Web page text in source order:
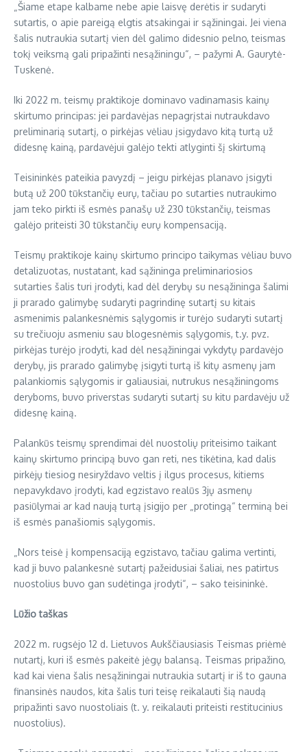
„Šiame etape kalbame nebe apie laisvę derėtis ir sudaryti
sutartis, o apie pareigą elgtis atsakingai ir sąžiningai. Jei viena
šalis nutraukia sutartį vien dėl galimo didesnio pelno, teismas
tokį veiksmą gali pripažinti nesąžiningu“, – pažymi A. Gaurytė-
Tuskenė.
Iki 2022 m. teismų praktikoje dominavo vadinamasis kainų
skirtumo principas: jei pardavėjas nepagrįstai nutraukdavo
preliminarią sutartį, o pirkėjas vėliau įsigydavo kitą turtą už
didesnę kainą, pardavėjui galėjo tekti atlyginti šį skirtumą
Teisininkės pateikia pavyzdį – jeigu pirkėjas planavo įsigyti
butą už 200 tūkstančių eurų, tačiau po sutarties nutraukimo
jam teko pirkti iš esmės panašų už 230 tūkstančių, teismas
galėjo priteisti 30 tūkstančių eurų kompensaciją.
Teismų praktikoje kainų skirtumo principo taikymas vėliau buvo
detalizuotas, nustatant, kad sąžininga preliminariosios
sutarties šalis turi įrodyti, kad dėl derybų su nesąžininga šalimi
ji prarado galimybę sudaryti pagrindinę sutartį su kitais
asmenimis palankesnėmis sąlygomis ir turėjo sudaryti sutartį
su trečiuoju asmeniu sau blogesnėmis sąlygomis, t.y. pvz.
pirkėjas turėjo įrodyti, kad dėl nesąžiningai vykdytų pardavėjo
derybų, jis prarado galimybę įsigyti turtą iš kitų asmenų jam
palankiomis sąlygomis ir galiausiai, nutrukus nesąžiningoms
deryboms, buvo priverstas sudaryti sutartį su kitu pardavėju už
didesnę kainą.
Palankūs teismų sprendimai dėl nuostolių priteisimo taikant
kainų skirtumo principą buvo gan reti, nes tikėtina, kad dalis
pirkėjų tiesiog nesiryždavo veltis į ilgus procesus, kitiems
nepavykdavo įrodyti, kad egzistavo realūs 3jų asmenų
pasiūlymai ar kad naują turtą įsigijo per „protingą“ terminą bei
iš esmės panašiomis sąlygomis.
„Nors teisė į kompensaciją egzistavo, tačiau galima vertinti,
kad ji buvo palankesnė sutartį pažeidusiai šaliai, nes patirtus
nuostolius buvo gan sudėtinga įrodyti“, – sako teisininkė.
Lūžio taškas
2022 m. rugsėjo 12 d. Lietuvos Aukščiausiasis Teismas priėmė
nutartį, kuri iš esmės pakeitė jėgų balansą. Teismas pripažino,
kad kai viena šalis nesąžiningai nutraukia sutartį ir iš to gauna
finansinės naudos, kita šalis turi teisę reikalauti šią naudą
pripažinti savo nuostoliais (t. y. reikalauti priteisti restitucinius
nuostolius).